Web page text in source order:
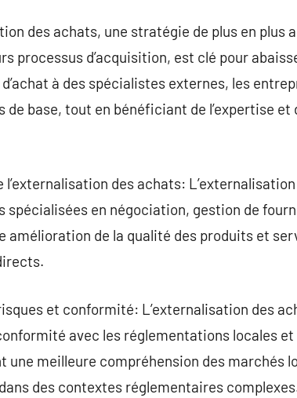
des achats, une stratégie de plus en
processus d’acquisition, est clé pour
à des spécialistes externes, les
de base, tout en bénéficiant de l’expertise
l’externalisation des achats:
spécialisées en négociation, gestion de
amélioration de la qualité des produits et
et conformité: L’externalisation des
avec les réglementations locales
une meilleure compréhension des marchés
des contextes réglementaires